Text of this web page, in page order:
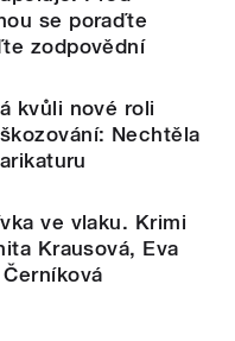
se poraďte
zodpovědní
kvůli nové roli
Nechtěla
ve vlaku. Krimi
Krausová, Eva